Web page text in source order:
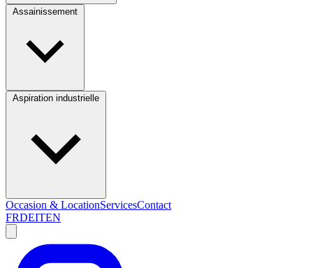
Occasion & LocationServicesContact
FRDEITEN